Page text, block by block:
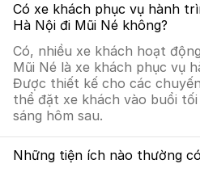
Có xe khách phục vụ hành
Hà Nội đi Mũi Né không?
Có, nhiều xe khách hoạt
Mũi Né là xe khách phục vụ
Được thiết kế cho các
thể đặt xe khách vào buổi
sáng hôm sau.
Những tiện ích nào thường